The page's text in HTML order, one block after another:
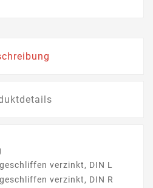
verzinkt, DIN L
verzinkt, DIN R